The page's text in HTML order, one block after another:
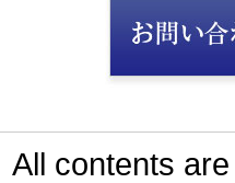
All contents